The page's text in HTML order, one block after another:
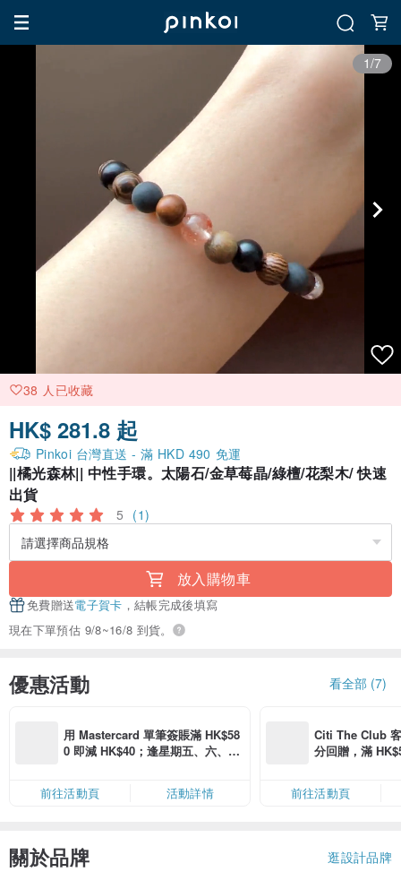
1/7
38 人已收藏
HK$ 281.8 起
Pinkoi 台灣直送 - 滿 HKD 490 免運
||橘光森林|| 中性手環。太陽石/金草莓晶/綠檀/花梨木/ 快速
出貨
5 (1)
放入購物車
免費贈送電子賀卡 ，結帳完成後填寫
現在下單預估 9/8~16/8 到貨。
優惠活動 看全部 (7)
用 Mastercard 單筆簽賬滿 HK$58
0 即減 HK$40；逢星期五、六、日
卡」結帳）
前往活動頁 活動詳情
Citi The Club
分回贈，滿
前往活動頁
關於品牌 逛設計品牌